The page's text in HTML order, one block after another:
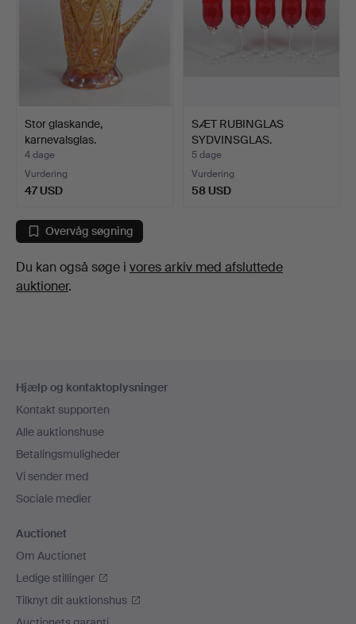
Stor glaskande,
karnevalsglas.
4 dage
Vurdering
47 USD
SÆT RUBINGLAS
SYDVINSGLAS.
5 dage
Vurdering
58 USD
Overvåg søgning
Du kan også søge i vores arkiv med afsluttede
auktioner.
Hjælp og kontaktoplysninger
Kontakt supporten
Alle auktionshuse
Betalingsmuligheder
Vi sender med
Sociale medier
Auctionet
Om Auctionet
Ledige stillinger
Tilknyt dit auktionshus